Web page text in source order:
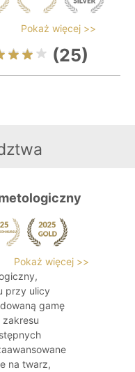
Pokaż więcej >>
(25)
Pokaż więcej >>
przy ulicy
gamę
zakresu
na twarz,